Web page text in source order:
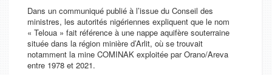
Dans un communiqué publié à l’issue du Conseil des
ministres, les autorités nigériennes expliquent que le nom
« Teloua » fait référence à une nappe aquifère souterraine
située dans la région minière d’Arlit, où se trouvait
notamment la mine COMINAK exploitée par Orano/Areva
entre 1978 et 2021.